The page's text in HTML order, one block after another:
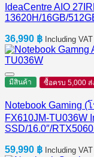
IdeaCentre AIO
13620H/16GB/
36,990 ฿ Including
มีสินค้า ซื้อครบ 5,000 ส่
Notebook Gaming (
FX610JM-TU036W
SSD/16.0″/
59,990 ฿ Including